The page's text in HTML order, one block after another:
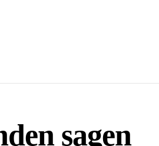
sagen